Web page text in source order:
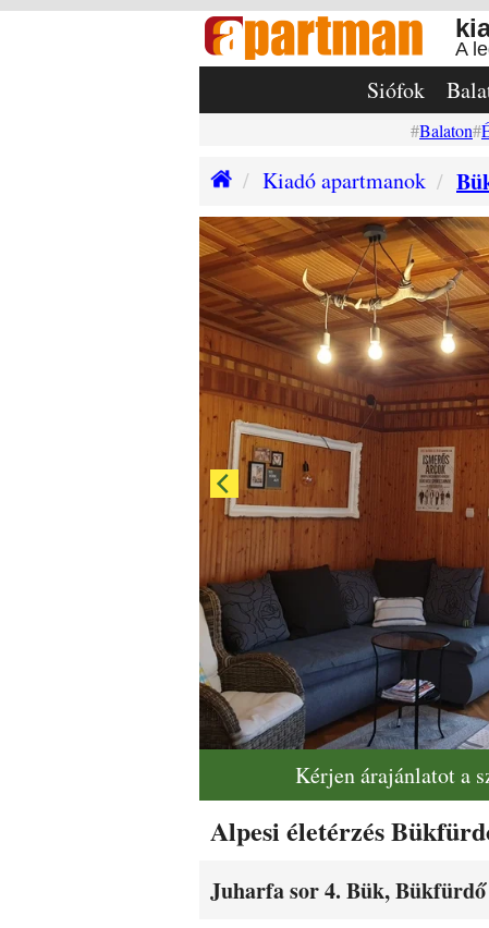
A
Siófok
Balaton
Kiadó apartmanok
Kérjen árajánlatot a
Alpesi életérzés
Juharfa sor 4. Bük, Bükfürdő